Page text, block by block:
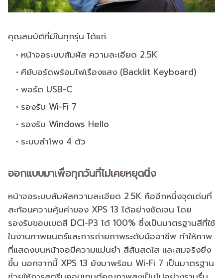
คุณสมบัติที่มีในทุกรุ่น ได้แก่:
หน้าจอระบบสัมผัส ความละเอียด 2.5K
คีย์บอร์ดพร้อมไฟเรืองแสง (Backlit Keyboard)
พอร์ต USB-C
รองรับ Wi-Fi 7
รองรับ Windows Hello
ระบบลำโพง 4 ตัว
ออกแบบมาเพื่อทุกวันที่ไม่เคยหยุดนิ่ง
หน้าจอระบบสัมผัสความละเอียด 2.5K คืออีกหนึ่งจุดเด่นที่
สะท้อนความคุ้มค่าของ XPS 13 ได้อย่างชัดเจน โดย
รองรับขอบเขตสี DCI-P3 ได้ 100% ซึ่งเป็นมาตรฐานสีที่ใช้
ในงานภาพยนตร์และการถ่ายภาพระดับมืออาชีพ ทำให้ภาพ
ที่แสดงบนหน้าจอมีความแม่นยำ สีสันสดใส และสมจริงยิ่ง
ขึ้น นอกจากนี้ XPS 13 ยังมาพร้อม Wi-Fi 7 เป็นมาตรฐาน